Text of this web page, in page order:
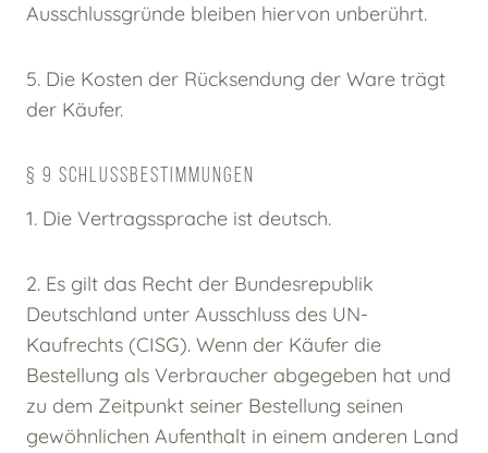
Ausschlussgründe bleiben hiervon unberührt.
5. Die Kosten der Rücksendung der Ware trägt
der Käufer.
§ 9 SCHLUSSBESTIMMUNGEN
1. Die Vertragssprache ist deutsch.
2. Es gilt das Recht der Bundesrepublik
Deutschland unter Ausschluss des UN-
Kaufrechts (CISG). Wenn der Käufer die
Bestellung als Verbraucher abgegeben hat und
zu dem Zeitpunkt seiner Bestellung seinen
gewöhnlichen Aufenthalt in einem anderen Land